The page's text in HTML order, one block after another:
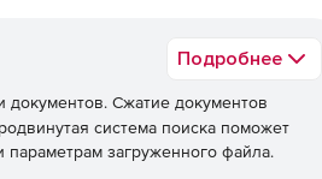
Подробнее
Сжатие документов
система поиска поможет
загруженного файла.